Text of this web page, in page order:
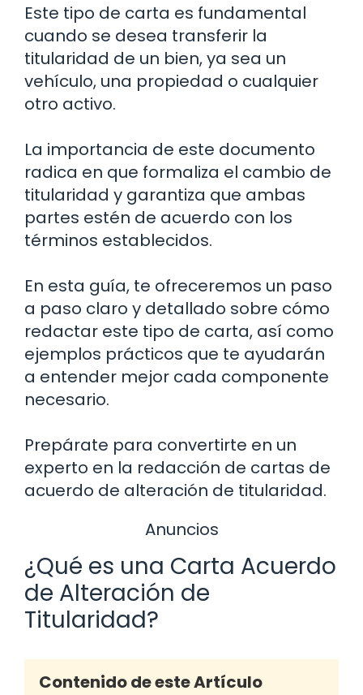
Este tipo de carta es fundamental
cuando se desea transferir la
titularidad de un bien, ya sea un
vehículo, una propiedad o cualquier
otro activo.
La importancia de este documento
radica en que formaliza el cambio de
titularidad y garantiza que ambas
partes estén de acuerdo con los
términos establecidos.
En esta guía, te ofreceremos un paso
a paso claro y detallado sobre cómo
redactar este tipo de carta, así como
ejemplos prácticos que te ayudarán
a entender mejor cada componente
necesario.
Prepárate para convertirte en un
experto en la redacción de cartas de
acuerdo de alteración de titularidad.
Anuncios
¿Qué es una Carta Acuerdo
de Alteración de
Titularidad?
Contenido de este Artículo